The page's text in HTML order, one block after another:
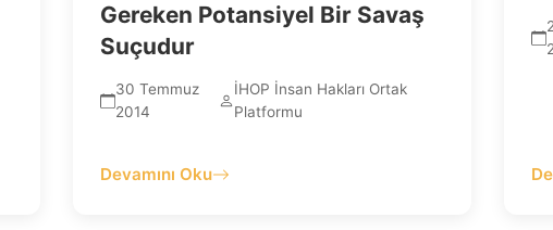
Gereken Potansiyel Bir Savaş
Suçudur
30 Temmuz
2014
İHOP İnsan Hakları Ortak
Platformu
Devamını Oku